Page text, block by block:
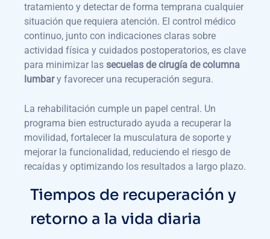
tratamiento y detectar de forma temprana cualquier
situación que requiera atención. El control médico
continuo, junto con indicaciones claras sobre
actividad física y cuidados postoperatorios, es clave
para minimizar las secuelas de cirugía de columna
lumbary favorecer una recuperación segura.
La rehabilitación cumple un papel central. Un
programa bien estructurado ayuda a recuperar la
movilidad, fortalecer la musculatura de soporte y
mejorar la funcionalidad, reduciendo el riesgo de
recaídas y optimizando los resultados a largo plazo.
Tiempos de recuperación y
retorno a la vida diaria